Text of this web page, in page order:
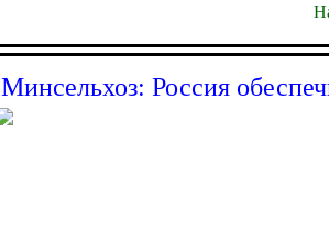
Минсельхоз: Россия